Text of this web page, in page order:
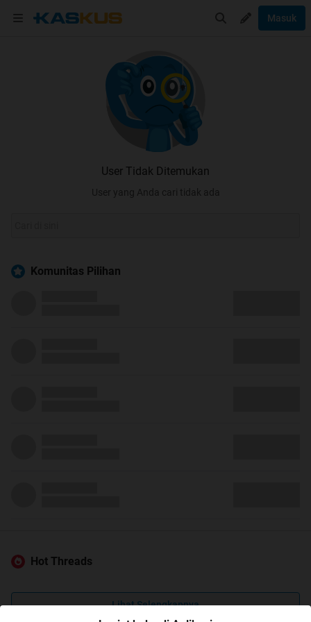
Masuk
User Tidak Ditemukan
User yang Anda cari tidak ada
Komunitas Pilihan
Hot Threads
Lihat Selengkapnya